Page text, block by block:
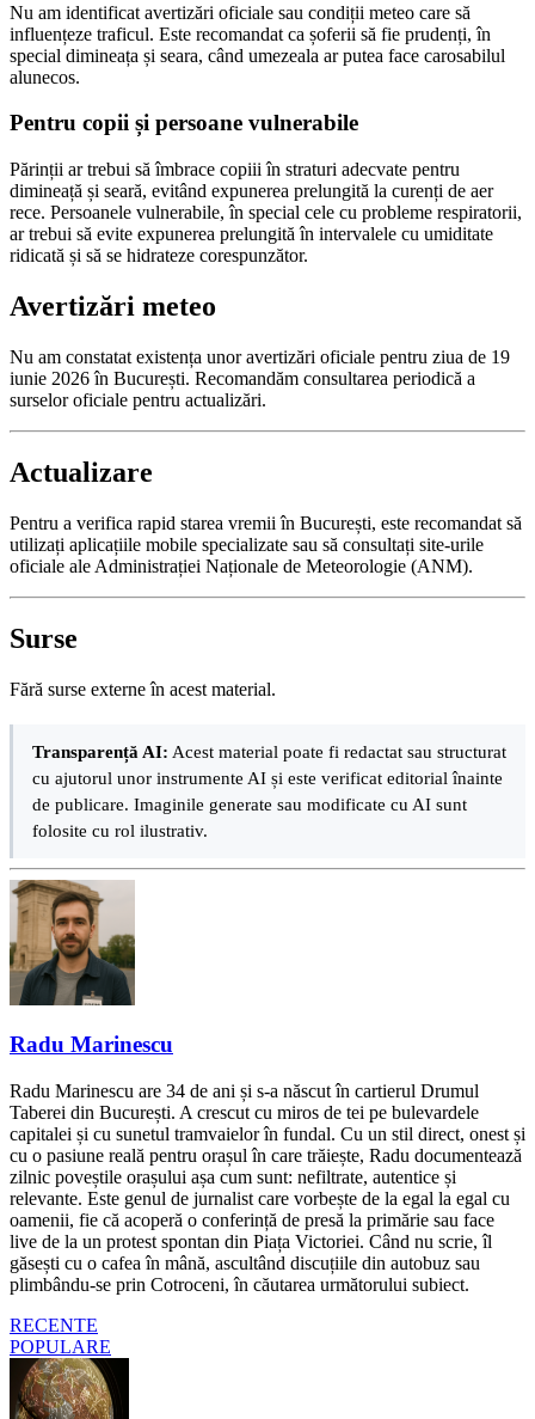
Nu am identificat avertizări oficiale sau condiții meteo care să
influențeze traficul. Este recomandat ca șoferii să fie prudenți, în
special dimineața și seara, când umezeala ar putea face carosabilul
alunecos.
Pentru copii și persoane vulnerabile
Părinții ar trebui să îmbrace copiii în straturi adecvate pentru
dimineață și seară, evitând expunerea prelungită la curenți de aer
rece. Persoanele vulnerabile, în special cele cu probleme respiratorii,
ar trebui să evite expunerea prelungită în intervalele cu umiditate
ridicată și să se hidrateze corespunzător.
Avertizări meteo
Nu am constatat existența unor avertizări oficiale pentru ziua de 19
iunie 2026 în București. Recomandăm consultarea periodică a
surselor oficiale pentru actualizări.
Actualizare
Pentru a verifica rapid starea vremii în București, este recomandat să
utilizați aplicațiile mobile specializate sau să consultați site-urile
oficiale ale Administrației Naționale de Meteorologie (ANM).
Surse
Fără surse externe în acest material.
Transparență AI: Acest material poate fi redactat sau structurat
cu ajutorul unor instrumente AI și este verificat editorial înainte
de publicare. Imaginile generate sau modificate cu AI sunt
folosite cu rol ilustrativ.
Radu Marinescu
Radu Marinescu are 34 de ani și s-a născut în cartierul Drumul
Taberei din București. A crescut cu miros de tei pe bulevardele
capitalei și cu sunetul tramvaielor în fundal. Cu un stil direct, onest și
cu o pasiune reală pentru orașul în care trăiește, Radu documentează
zilnic poveștile orașului așa cum sunt: nefiltrate, autentice și
relevante. Este genul de jurnalist care vorbește de la egal la egal cu
oamenii, fie că acoperă o conferință de presă la primărie sau face
live de la un protest spontan din Piața Victoriei. Când nu scrie, îl
găsești cu o cafea în mână, ascultând discuțiile din autobuz sau
plimbându-se prin Cotroceni, în căutarea următorului subiect.
RECENTE
POPULARE